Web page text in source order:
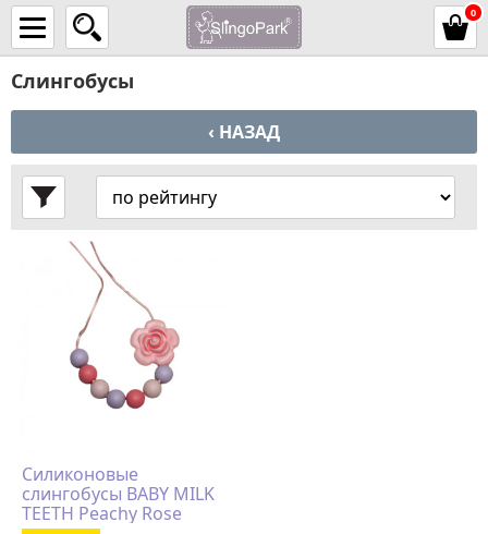
0
Слингобусы
‹ НАЗАД
Силиконовые
слингобусы BABY MILK
TEETH Peachy Rose